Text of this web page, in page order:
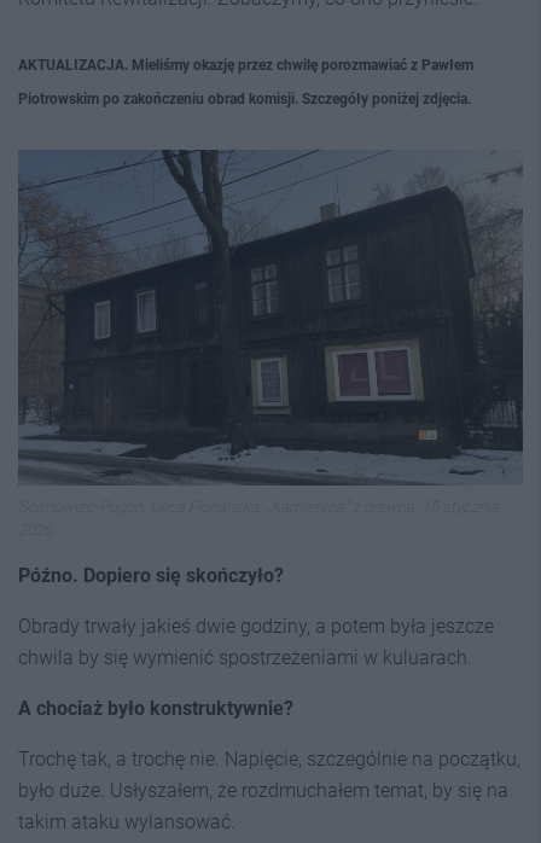
AKTUALIZACJA. Mieliśmy okazję przez chwilę porozmawiać z Pawłem
Piotrowskim po zakończeniu obrad komisji. Szczegóły poniżej zdjęcia.
Późno. Dopiero się skończyło?
Obrady trwały jakieś dwie godziny, a potem była jeszcze
chwila by się wymienić spostrzeżeniami w kuluarach.
A chociaż było konstruktywnie?
Trochę tak, a trochę nie. Napięcie, szczególnie na początku,
było duże. Usłyszałem, że rozdmuchałem temat, by się na
takim ataku wylansować.